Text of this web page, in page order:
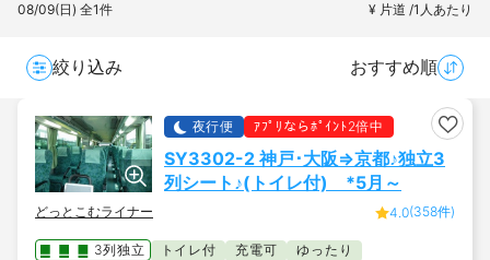
08/09(日) 全1件 ¥ 片道 /1人あたり
絞り込み おすすめ順
夜行便 ｱﾌﾟﾘならﾎﾟｲﾝﾄ2倍中
SY3302-2 神戸･大阪⇒京都♪独立3
列シート♪(トイレ付) *5月～
どっとこむライナー 4.0(358件)
3列独立 トイレ付 充電可
ゆったり